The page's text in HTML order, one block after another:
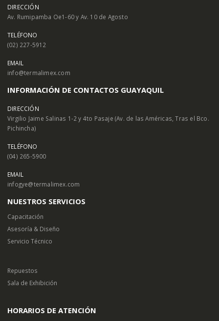
DIRECCIÓN
Av. Rumipamba Oe1-60 y Av. 10 de Agosto
TELÉFONO
(02) 227-5912
EMAIL
info@termalimex.com
INFORMACIÓN DE CONTACTOS GUAYAQUIL
DIRECCIÓN
Virgilio Jaime Salinas 1-2 y 4to Pasaje (Av. de las Américas, Tras el Bco.
Pichincha)
TELÉFONO
(04) 265-5900
EMAIL
infogye@termalimex.com
NUESTROS SERVICIOS
Capacitación
Asesoría & Diseño
Servicio Técnico
Repuestos
Sala de Exhibición
HORARIOS DE ATENCIÓN